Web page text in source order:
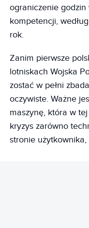
ograniczenie
kompetencji,
rok.
Zanim pierwsze
lotniskach Wojska
zostać w pełni
oczywiste. Ważne
maszynę, która w
kryzys zarówno
stronie